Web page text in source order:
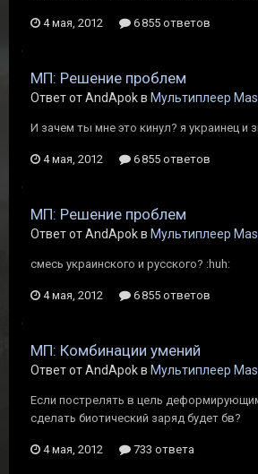
4 мая, 2012 6 855 ответов
МП: Решение проблем
Ответ от AndApok в Мультиплеер
И зачем ты мне это кинул? я украинец и
4 мая, 2012 6 855 ответов
МП: Решение проблем
Ответ от AndApok в Мультиплеер
смесь украинского и русского? :huh:
4 мая, 2012 6 855 ответов
МП: Комбинации умений
Ответ от AndApok в Мультиплеер
Если пострелять в цель
сделать биотический заряд будет бв?
4 мая, 2012 733 ответа